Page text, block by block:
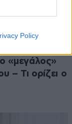
Policy
«μεγάλος»
– Τι ορίζει ο